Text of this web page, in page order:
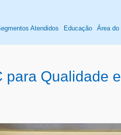
Atendidos Educação Área do
para Qualidade